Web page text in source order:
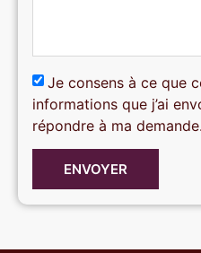
Je consens à ce que
informations que j’ai
répondre à ma demande.
ENVOYER